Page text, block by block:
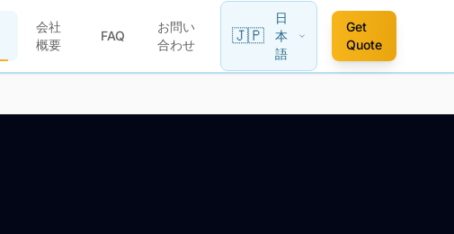
会社
概要
FAQ
お問い
合わせ
🇯🇵
日
本
語
Get
Quote